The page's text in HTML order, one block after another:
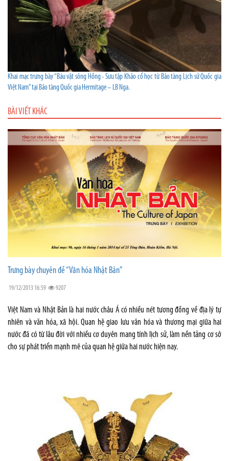
Khai mạc trưng bày “Báu vật sông Hồng - Sưu tập Khảo cổ học từ Bảo tàng Lịch sử Quốc gia
Việt Nam” tại Bảo tàng Quốc gia Hermitage – LB Nga.
BÀI VIẾT KHÁC
Trưng bày chuyên đề “Văn hóa Nhật Bản”
19/12/2013 16:59 9207
Việt Nam và Nhật Bản là hai nước châu Á có nhiều nét tương đồng về địa lý tự
nhiên và văn hóa, xã hội. Quan hệ giao lưu văn hóa và thương mại giữa hai
nước đã có từ lâu đời với nhiều cơ duyên mang tính lịch sử, làm nền tảng cơ sở
cho sự phát triển mạnh mẽ của quan hệ giữa hai nước hiện nay.